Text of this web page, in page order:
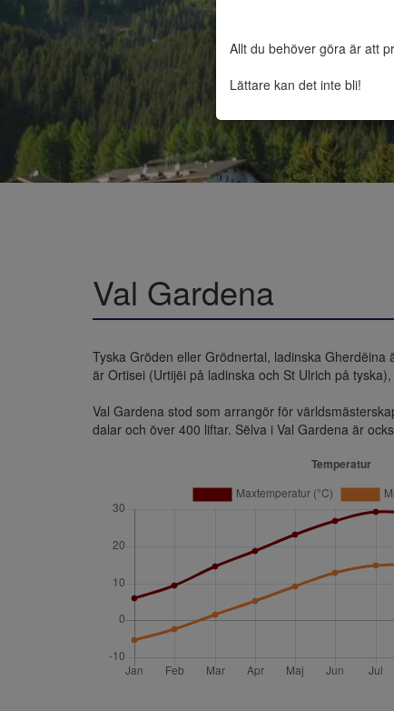
Allt du behöver göra är att
Lättare kan det inte bli!
Val Gardena
Tyska Gröden eller Grödnertal, ladinska
är Ortisei (Urtijëi på ladinska och St Ulrich på
Val Gardena stod som arrangör för
dalar och över 400 liftar. Sëlva i Val Gardena är